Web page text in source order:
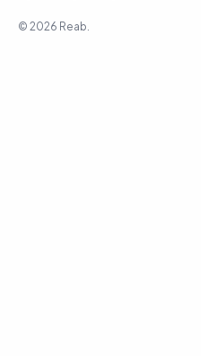
© 2026 Reab.